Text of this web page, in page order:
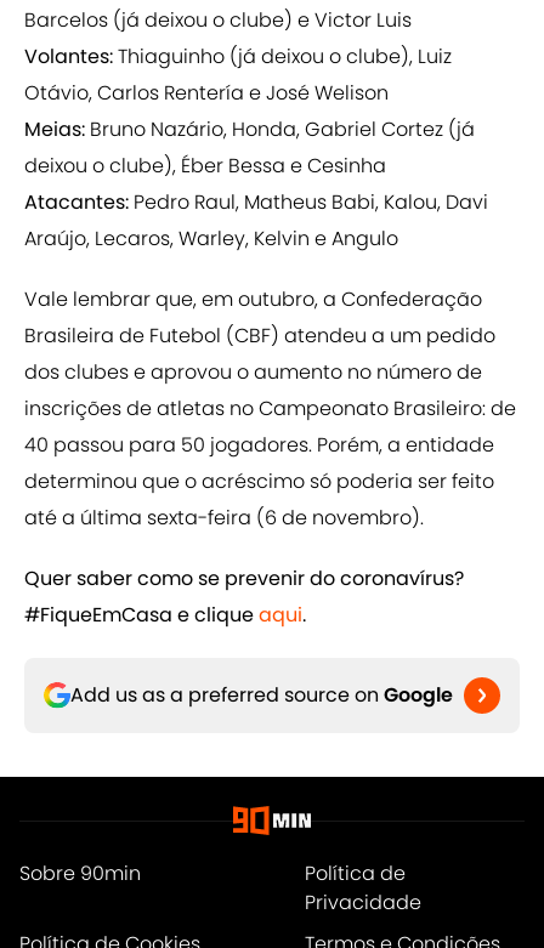
Barcelos (já deixou o clube) e Victor Luis
Volantes:Thiaguinho (já deixou o clube), Luiz
Otávio, Carlos Rentería e José Welison
Meias: Bruno Nazário, Honda, Gabriel Cortez (já
deixou o clube), Éber Bessa e Cesinha
Atacantes: Pedro Raul, Matheus Babi, Kalou, Davi
Araújo, Lecaros, Warley, Kelvin e Angulo
Vale lembrar que, em outubro, a Confederação
Brasileira de Futebol (CBF) atendeu a um pedido
dos clubes e aprovou o aumento no número de
inscrições de atletas no Campeonato Brasileiro: de
40 passou para 50 jogadores. Porém, a entidade
determinou que o acréscimo só poderia ser feito
até a última sexta-feira (6 de novembro).
Quer saber como se prevenir do coronavírus?
#FiqueEmCasa e clique ​aqui.
Add us as a preferred source on Google
Sobre 90min
Política de
Privacidade